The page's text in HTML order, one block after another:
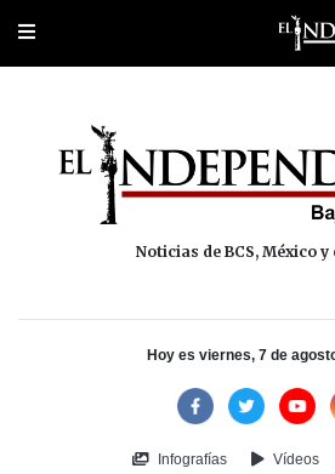
Portada
Noticias de BCS, México y
Hoy es viernes, 7 de
Infografías Vídeos